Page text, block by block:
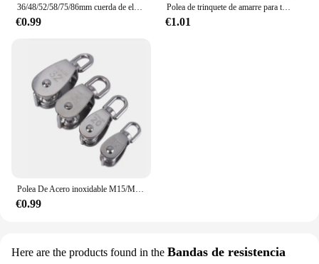
36/48/52/58/75/86mm cuerda de elevación rodillo polea rueda escalada Mini poleas polea de Metal aleación de Zinc Katrol Wiel
€0.99
Polea de trinquete de amarre para toldo, hebilla de cuerda de 6mm, sujetador de cuerda de viento, perchas de hebilla fija, 68kg
€1.01
Polea De Acero inoxidable M15/M20 M25 M32 M50 juego de polea de cuerda de elevación giratoria de una sola rueda herramientas de rueda de elevación
€0.99
Here are the products found in the Bandas de resistencia